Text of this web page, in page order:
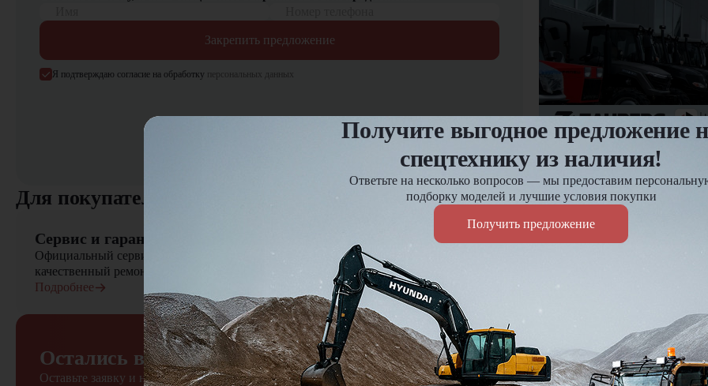
Закрепить предложение
Я подтверждаю согласие на обработку персональных данных
12.03.2025
Предпродажная
Для покупателя
Сервис и гарантия
Официальный сервисный центр осуществляет быстрый выезд и
качественный ремонт сельскохозяйственной техники
Подробнее
Оплата и доставка
Остались вопросы?
Оставьте заявку и наш менеджер
Получите выгодное предложение
спецтехнику из наличия!
Ответьте на несколько вопросов — мы предоставим
подборку моделей и лучшие условия покупки
Получить предложение